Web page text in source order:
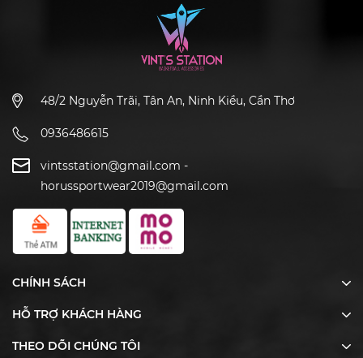
48/2 Nguyễn Trãi, Tân An, Ninh Kiều, Cần Thơ
0936486615
vintsstation@gmail.com -
horussportwear2019@gmail.com
CHÍNH SÁCH
HỖ TRỢ KHÁCH HÀNG
THEO DÕI CHÚNG TÔI